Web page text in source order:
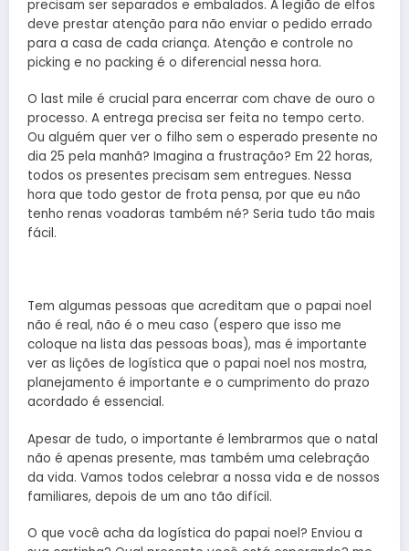
precisam ser separados e embalados. A legião de elfos
deve prestar atenção para não enviar o pedido errado
para a casa de cada criança. Atenção e controle no
picking e no packing é o diferencial nessa hora.
O last mile é crucial para encerrar com chave de ouro o
processo. A entrega precisa ser feita no tempo certo.
Ou alguém quer ver o filho sem o esperado presente no
dia 25 pela manhã? Imagina a frustração? Em 22 horas,
todos os presentes precisam sem entregues. Nessa
hora que todo gestor de frota pensa, por que eu não
tenho renas voadoras também né? Seria tudo tão mais
fácil.
Tem algumas pessoas que acreditam que o papai noel
não é real, não é o meu caso (espero que isso me
coloque na lista das pessoas boas), mas é importante
ver as lições de logística que o papai noel nos mostra,
planejamento é importante e o cumprimento do prazo
acordado é essencial.
Apesar de tudo, o importante é lembrarmos que o natal
não é apenas presente, mas também uma celebração
da vida. Vamos todos celebrar a nossa vida e de nossos
familiares, depois de um ano tão difícil.
O que você acha da logística do papai noel? Enviou a